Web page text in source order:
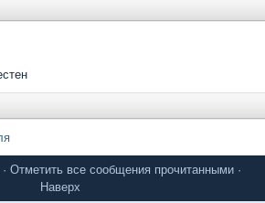
· Отметить все сообщения прочитанными ·
Наверх